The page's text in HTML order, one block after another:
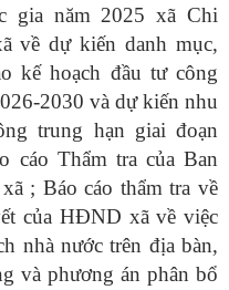
gia năm 2025 xã Chi
về dự kiếndanh mục,
kế hoạch đầu tư công
2030 và dự kiến nhu
trung hạn giai đoạn
cáo Thẩm tra của Ban
; Báo cáo thẩm travề
của HĐND xã về việc
nhà nước trên địa bàn,
và phương án phân bổ